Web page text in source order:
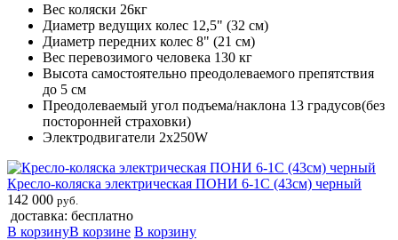
Вес коляски 26кг
Диаметр ведущих колес 12,5" (32 см)
Диаметр передних колес 8" (21 см)
Вес перевозимого человека 130 кг
Высота самостоятельно преодолеваемого препятствия
до 5 см
Преодолеваемый угол подъема/наклона 13 градусов(без
посторонней страховки)
Электродвигатели 2х250W
Кресло-коляска электрическая ПОНИ 6-1С (43см) черный
142 000 руб.
доставка: бесплатно
В корзинуВ корзине В корзину